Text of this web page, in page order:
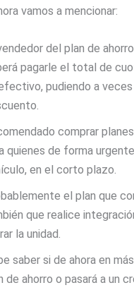
vamos a mencionar:
del plan de
pagarle el total de
pudiendo a
comprar
quienes de forma
en el corto plazo.
el plan que
que realice
la unidad.
saber si de ahora en
de ahorro o pasará a un